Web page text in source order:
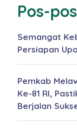
Pos-
Semangat
Persiapan
Pemkab
Ke-81 RI,
Berjalan